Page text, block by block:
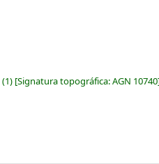
(1) Signatura topográfica:AGN 10740